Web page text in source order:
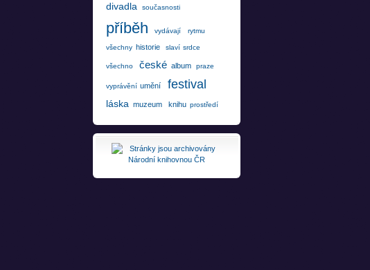
divadla současnosti
příběh vydávají rytmu
všechny historie slaví srdce
všechno české album praze
vyprávění umění festival
láska muzeum knihu prostředí